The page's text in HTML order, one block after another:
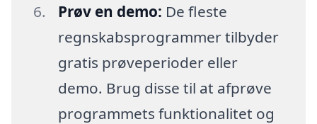
Prøv en demo: De fleste
regnskabsprogrammer tilbyder
gratis prøveperioder eller
demo. Brug disse til at afprøve
programmets funktionalitet og